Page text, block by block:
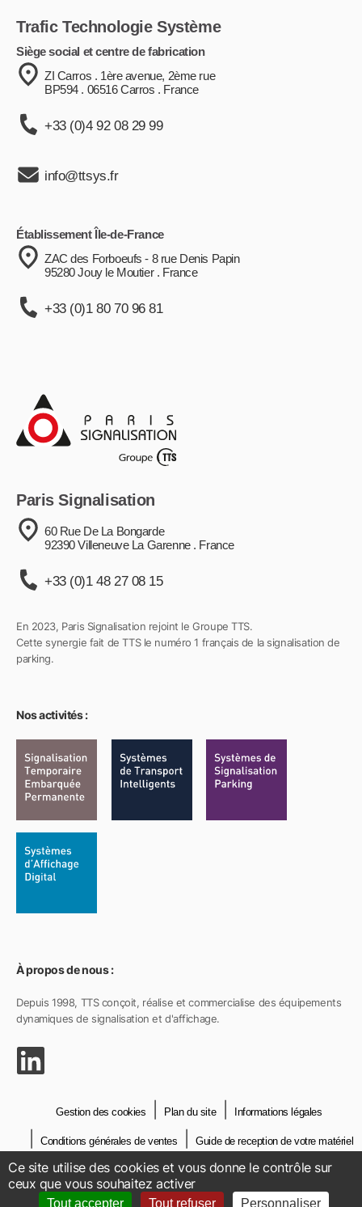
Trafic Technologie Système
Siège social et centre de fabrication
ZI Carros . 1ère avenue, 2ème rue
BP594 . 06516 Carros . France
+33 (0)4 92 08 29 99
info@ttsys.fr
Établissement Île-de-France
ZAC des Forboeufs - 8 rue Denis Papin
95280 Jouy le Moutier . France
+33 (0)1 80 70 96 81
Paris Signalisation
60 Rue De La Bongarde
92390 Villeneuve La Garenne . France
+33 (0)1 48 27 08 15
En 2023, Paris Signalisation rejoint le Groupe TTS.
Cette synergie fait de TTS le numéro 1 français de la signalisation de
parking.
Nos activités :
À propos de nous :
Depuis 1998, TTS conçoit, réalise et commercialise des équipements
dynamiques de signalisation et d'affichage.
Gestion des cookies Plan du site Informations légales
Conditions générales de ventes Guide de reception de votre matériel
Crédits Contact
Ce site utilise des cookies et vous donne le contrôle sur
ceux que vous souhaitez activer
Tout accepter Tout refuser Personnaliser